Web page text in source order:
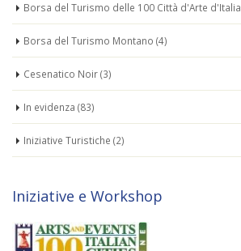
Borsa del Turismo delle 100 Città d'Arte d'Italia
Borsa del Turismo Montano (4)
Cesenatico Noir(3)
In evidenza (83)
Iniziative Turistiche (2)
Iniziative e Workshop